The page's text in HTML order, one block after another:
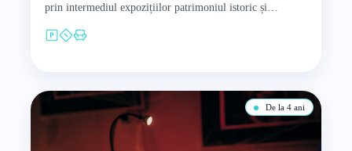
prin intermediul expozițiilor patrimoniul istoric și
De la 4 ani